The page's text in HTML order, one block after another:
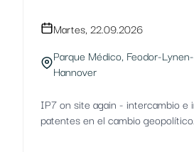
Martes, 22.09.2026
Parque Médico, Feodor-
Hannover
IP7 on site again - intercambio e
patentes en el cambio geopolítico.